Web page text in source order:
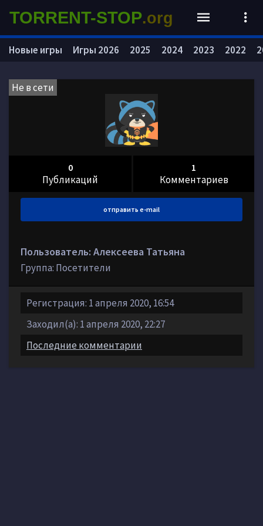
Не в сети
0
Публикаций
1
Комментариев
отправить e-mail
Пользователь: Алексеева Татьяна
Группа: Посетители
Регистрация: 1 апреля 2020, 16:54
Заходил(а): 1 апреля 2020, 22:27
Последние комментарии
Новые игры Игры 2026 2025 2024 2023 2022
TORRENT-STOP.org